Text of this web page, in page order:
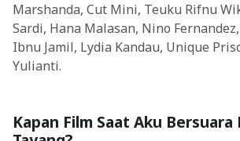
Marshanda, Cut Mini, Teuku Rifnu
Sardi, Hana Malasan, Nino
Ibnu Jamil, Lydia Kandau, Unique
Yulianti.
Kapan Film Saat Aku Bersuara